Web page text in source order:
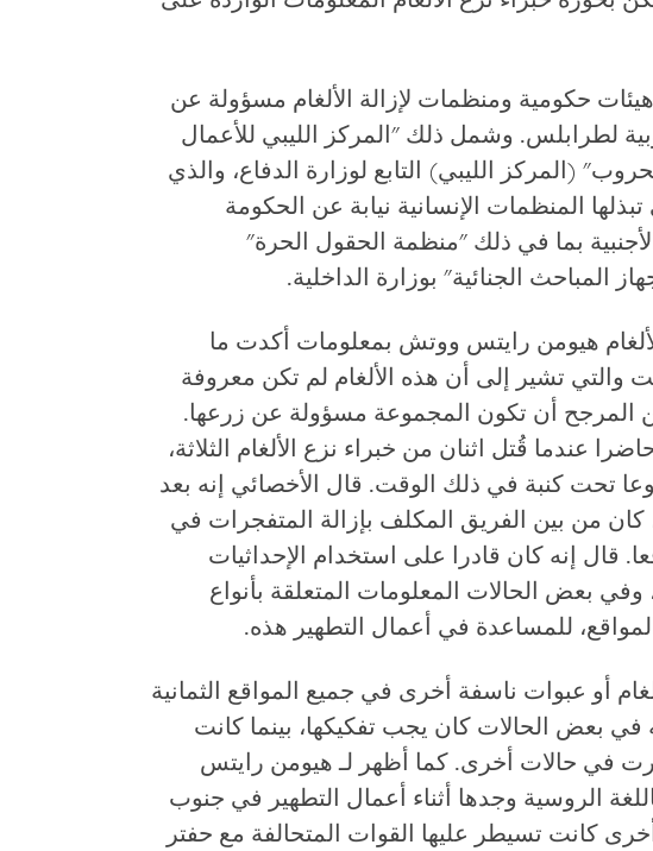
حكومية ومنظمات لإزالة الألغام مسؤولة عن
لطرابلس. وشمل ذلك "المركز الليبي للأعمال
(المركز الليبي) التابع لوزارة الدفاع، والذي
المنظمات الإنسانية نيابة عن الحكومة
بما في ذلك "منظمة الحقول الحرة"
المباحث الجنائية" بوزارة الداخلية.
هيومن رايتس ووتش بمعلومات أكدت ما
والتي تشير إلى أن هذه الألغام لم تكن معروفة
أن تكون المجموعة مسؤولة عن زرعها.
عندما قُتل اثنان من خبراء نزع الألغام الثلاثة،
تحت كنبة في ذلك الوقت. قال الأخصائي إنه بعد
كان من بين الفريق المكلف بإزالة المتفجرات في
مواقع من أصل 35 موقعا. قال إنه كان قادرا على استخدام الإحداثيات
وفي بعض الحالات المعلومات المتعلقة بأنواع
للمساعدة في أعمال التطهير هذه.
أو عبوات ناسفة أخرى في جميع المواقع الثمانية
في بعض الحالات كان يجب تفكيكها، بينما كانت
في حالات أخرى. كما أظهر لـ هيومن رايتس
الروسية وجدها أثناء أعمال التطهير في جنوب
كانت تسيطر عليها القوات المتحالفة مع حفتر